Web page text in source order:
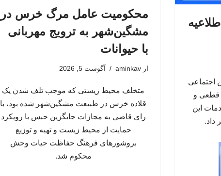
اجتماعی
قطعی و
این
محکومیت عامل مرگ خرس در
مشگین‌شهر به ترویج مهربانی
با حیوانات
از aminkav آگوست 5, 2026
متخلف محیط زیستی که موجب تلف شدن یک
قلاده خرس در طبیعت مشگین‌شهر شده بود، با
رای قاضی به مجازات جایگزین حبس با رویکرد
حمایت از محیط زیست و تهیه و توزیع
بروشورهای فرهنگ حفاظت حیات وحش
محکوم شد.